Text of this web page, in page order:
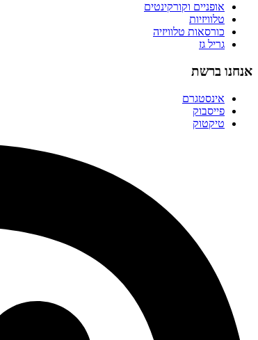
אופניים וקורקינטים
טלוויזיות
כורסאות טלוויזיה
גריל גז
אנחנו ברשת
אינסטגרם
פייסבוק
טיקטוק